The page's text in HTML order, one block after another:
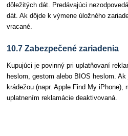
dôležitých dát. Predávajúci
dát. Ak dôjde k výmene úložného
vracané.
10.7 Zabezpečené zariadenia
Kupujúci je povinný pri uplatňovaní
heslom, gestom alebo BIOS heslom.
krádežou (napr. Apple Find My
uplatnením reklamácie deaktivovaná.